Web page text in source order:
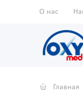
О нас
Главная